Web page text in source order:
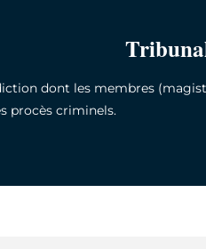
dont les membres
procès criminels.